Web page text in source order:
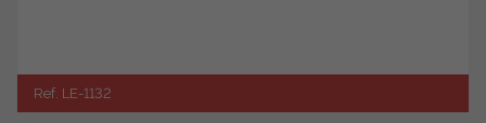
Ref. LE-1132